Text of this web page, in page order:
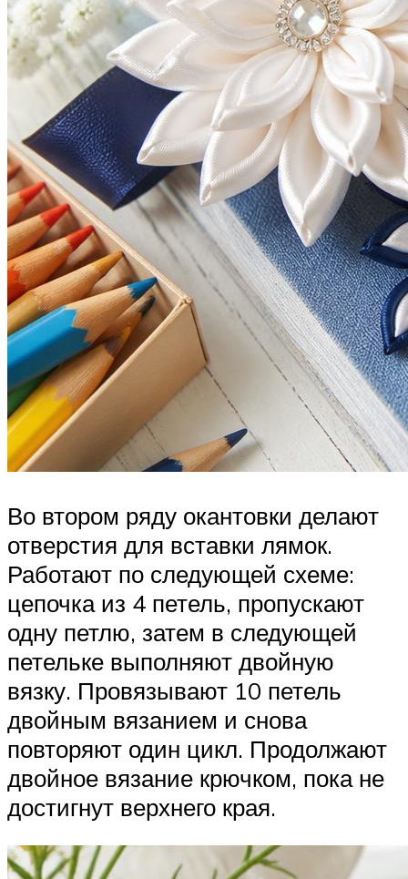
Во втором ряду окантовки делают
отверстия для вставки лямок.
Работают по следующей схеме:
цепочка из 4 петель, пропускают
одну петлю, затем в следующей
петельке выполняют двойную
вязку. Провязывают 10 петель
двойным вязанием и снова
повторяют один цикл. Продолжают
двойное вязание крючком, пока не
достигнут верхнего края.